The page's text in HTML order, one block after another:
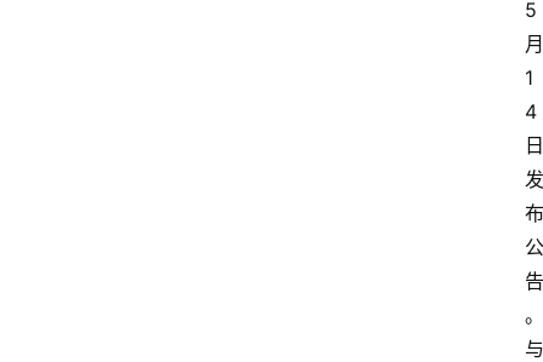
5
月
1
4
日
发
布
公
告
。
与